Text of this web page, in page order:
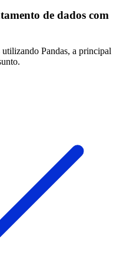
de dados com
Pandas, a principal